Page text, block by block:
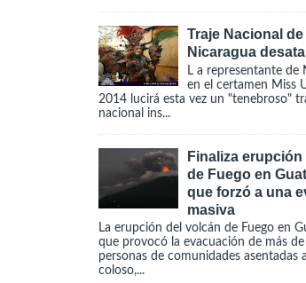
Traje Nacional de
Nicaragua
L a representante de
en el certamen Miss
2014 lucirá esta vez un "tenebroso"
nacional ins...
Finaliza
de Fuego en
que forzó a una
masiva
La erupción del volcán de Fuego en
que provocó la evacuación de más
personas de comunidades asentadas
coloso,...